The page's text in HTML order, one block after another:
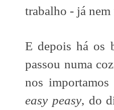
trabalho - já nem
E depois há os
passou numa
nos importamos
easy peasy, do